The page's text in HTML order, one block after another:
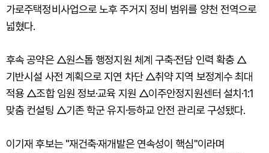
가로주택정비사업으로 노후 주거지 정비 범위를 양천 전역으로
넓혔다.
후속 공약은 △원스톱 행정지원 체계 구축·전담 인력 확충 △
기반시설 사전 계획으로 지연 차단 △취약 지역 보정계수 최대
적용 △조합 임원 정보·교육 지원 △이주안정지원센터 설치·1:1
맞춤 컨설팅 △기존 학군 유지·등하교 안전 관리로 구성됐다.
이기재 후보는 "재건축·재개발은 연속성이 핵심"이라며